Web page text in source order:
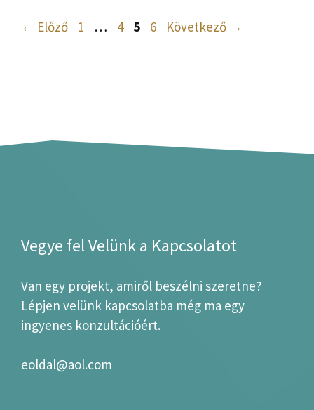
← Előző Oldal
1 … Oldal
4 Oldal
5 Oldal
6 Következő →
Vegye fel Velünk a Kapcsolatot
Van egy projekt, amiről beszélni szeretne?
Lépjen velünk kapcsolatba még ma egy
ingyenes konzultációért.
eoldal@aol.com